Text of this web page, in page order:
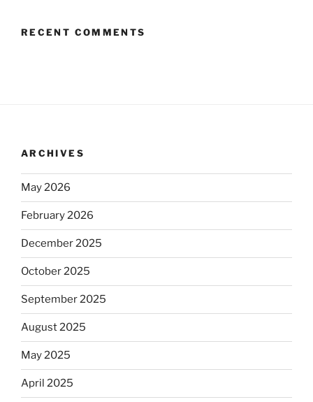
RECENT COMMENTS
ARCHIVES
May 2026
February 2026
December 2025
October 2025
September 2025
August 2025
May 2025
April 2025